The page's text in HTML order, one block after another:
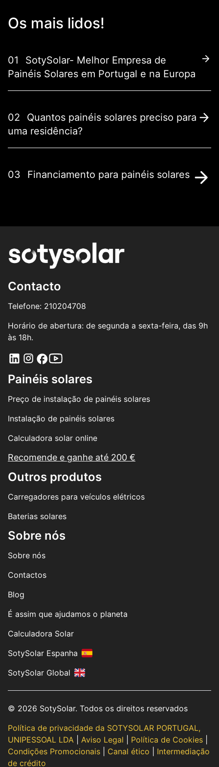
Os mais lidos!
01
SotySolar- Melhor Empresa de
Painéis Solares em Portugal e na Europa
02
Quantos painéis solares preciso para
uma residência?
03 Financiamento para painéis solares
Contacto
Telefone: 210204708
Horário de abertura: de segunda a sexta-feira, das 9h
às 18h.
Painéis solares
Preço de instalação de painéis solares
Instalação de painéis solares
Calculadora solar online
Recomende e ganhe até 200 €
Outros produtos
Carregadores para veículos elétricos
Baterias solares
Sobre nós
Sobre nós
Contactos
Blog
É assim que ajudamos o planeta
Calculadora Solar
SotySolar Espanha
SotySolar Global
© 2026 SotySolar. Todos os direitos reservados
Política de privacidade da SOTYSOLAR PORTUGAL,
UNIPESSOAL LDA
Aviso Legal Política de Cookies
Condições Promocionais
Canal ético
Intermediação
de crédito